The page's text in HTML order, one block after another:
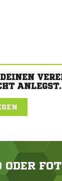
ANLEGST.